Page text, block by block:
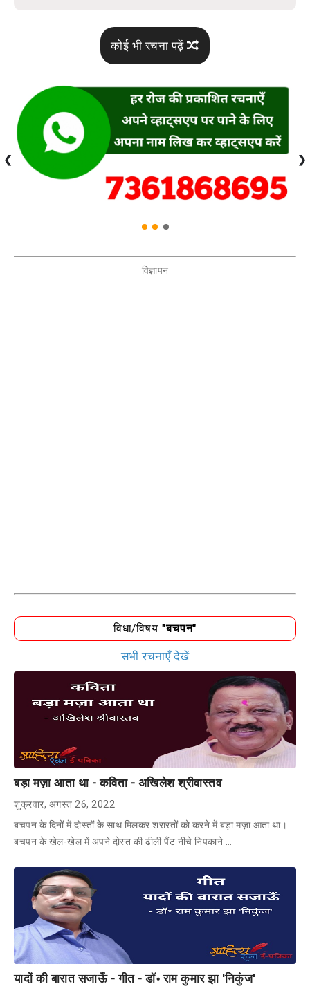
कोई भी रचना पढ़ें
❮ ❯
विज्ञापन
विधा/विषय "बचपन"
सभी रचनाएँ देखें
बड़ा मज़ा आता था - कविता - अखिलेश श्रीवास्तव
शुक्रवार, अगस्त 26, 2022
बचपन के दिनों में दोस्तों के साथ मिलकर शरारतों को करने में बड़ा मज़ा आता था।
बचपन के खेल-खेल में अपने दोस्त की ढीली पैंट नीचे निपकाने …
यादों की बारात सजाऊँ - गीत - डॉ॰ राम कुमार झा 'निकुंज'